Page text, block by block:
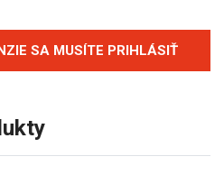
SA MUSÍTE PRIHLÁSIŤ